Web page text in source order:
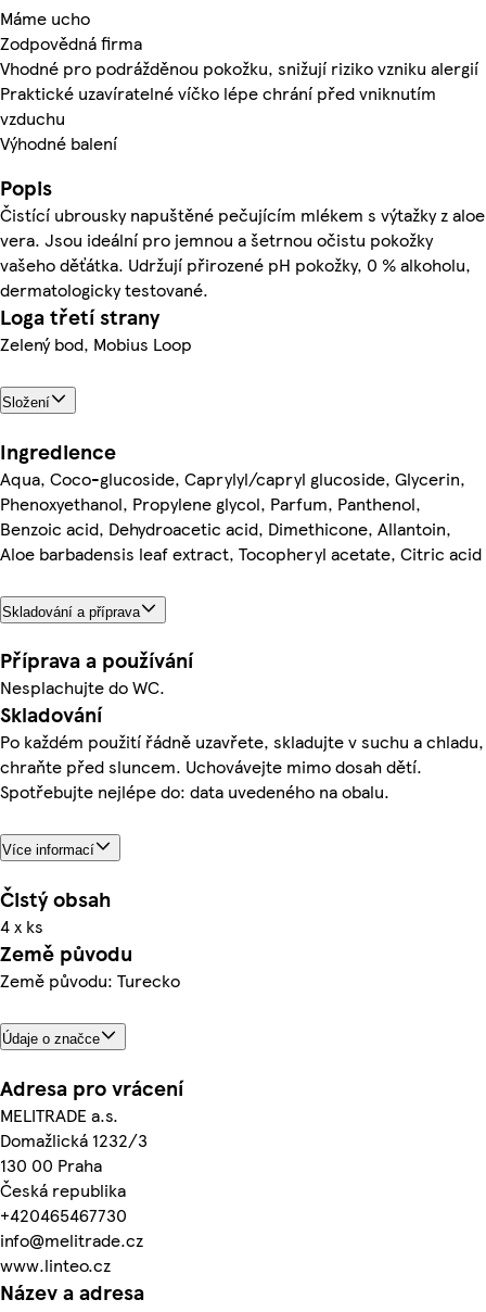
Máme ucho
Zodpovědná firma
Vhodné pro podrážděnou pokožku, snižují riziko vzniku alergií
Praktické uzavíratelné víčko lépe chrání před vniknutím
vzduchu
Výhodné balení
Popis
Čistící ubrousky napuštěné pečujícím mlékem s výtažky z aloe
vera. Jsou ideální pro jemnou a šetrnou očistu pokožky
vašeho děťátka. Udržují přirozené pH pokožky, 0 % alkoholu,
dermatologicky testované.
Loga třetí strany
Zelený bod, Mobius Loop
Složení
Ingredience
Aqua, Coco-glucoside, Caprylyl/capryl glucoside, Glycerin,
Phenoxyethanol, Propylene glycol, Parfum, Panthenol,
Benzoic acid, Dehydroacetic acid, Dimethicone, Allantoin,
Aloe barbadensis leaf extract, Tocopheryl acetate, Citric acid
Skladování a příprava
Příprava a používání
Nesplachujte do WC.
Skladování
Po každém použití řádně uzavřete, skladujte v suchu a chladu,
chraňte před sluncem. Uchovávejte mimo dosah dětí.
Spotřebujte nejlépe do: data uvedeného na obalu.
Více informací
Čistý obsah
4 x ks
Země původu
Země původu: Turecko
Údaje o značce
Adresa pro vrácení
MELITRADE a.s.
Domažlická 1232/3
130 00 Praha
Česká republika
+420465467730
info@melitrade.cz
www.linteo.cz
Název a adresa